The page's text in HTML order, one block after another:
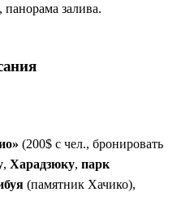
, панорама залива.
(200$ с чел., бронировать
, Харадзюку, парк
(памятник Хачико),